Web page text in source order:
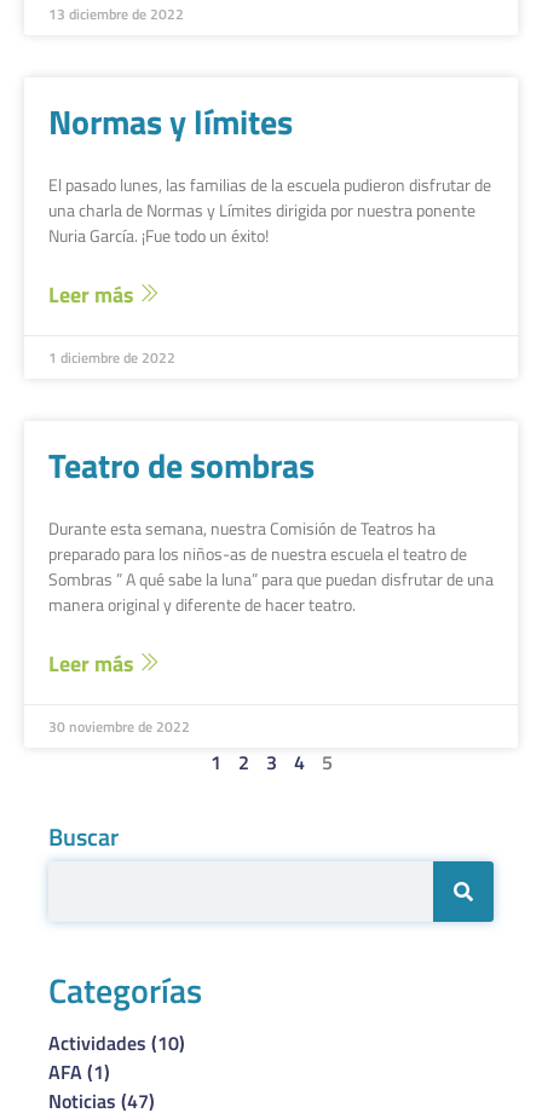
13 diciembre de 2022
Normas y límites
El pasado lunes, las familias de la escuela pudieron disfrutar de
una charla de Normas y Límites dirigida por nuestra ponente
Nuria García. ¡Fue todo un éxito!
Leer más
1 diciembre de 2022
Teatro de sombras
Durante esta semana, nuestra Comisión de Teatros ha
preparado para los niños-as de nuestra escuela el teatro de
Sombras ” A qué sabe la luna” para que puedan disfrutar de una
manera original y diferente de hacer teatro.
Leer más
30 noviembre de 2022
1 2 3 4 5
Buscar
Categorías
Actividades (10)
AFA(1)
Noticias (47)